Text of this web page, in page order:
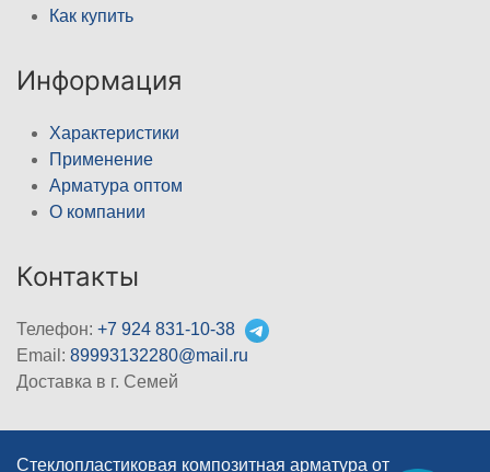
Как купить
Информация
Характеристики
Применение
Арматура оптом
О компании
Контакты
Телефон: +7 924 831-10-38
Email: 89993132280@mail.ru
Доставка в г. Семей
Стеклопластиковая композитная арматура от